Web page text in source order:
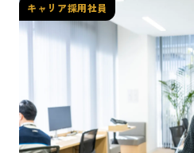
キャリア採用社員